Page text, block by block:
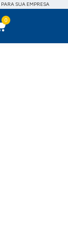
PARA SUA EMPRESA
0